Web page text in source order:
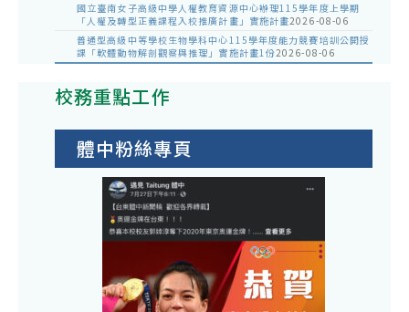
國立臺南女子高級中學人權教育資源中心辦理115學年度上學期
「人權及轉型正義課程入校推廣計畫」實施計畫2026-08-06
普通型高級中等學校生物學科中心115學年度能力競賽培訓公開授
課「軟體動物解剖觀察與推理」實施計畫1份2026-08-06
校務重點工作
體中粉絲專頁